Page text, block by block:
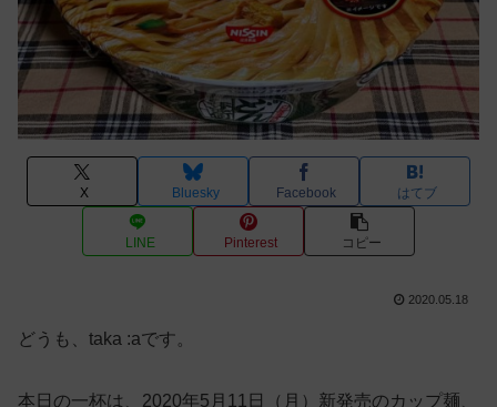
X Bluesky Facebook はてブ
LINE Pinterest コピー
2020.05.18
どうも、taka :aです。
本日の一杯は、2020年5月11日（月）新発売のカップ麺、